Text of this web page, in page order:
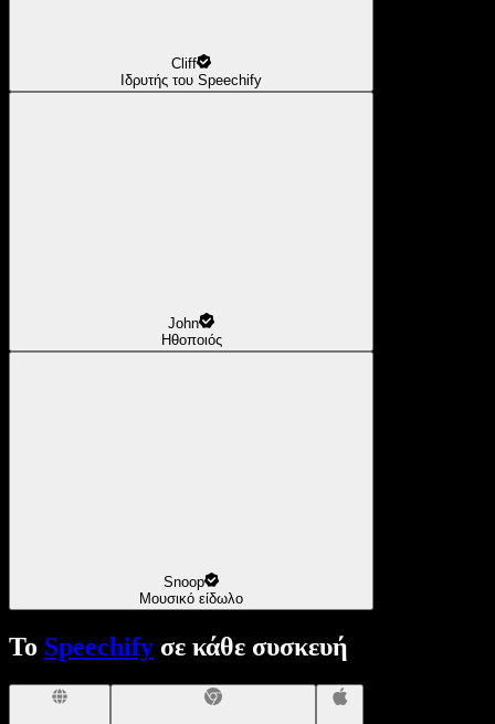
Cliff
Ιδρυτής του Speechify
John
Ηθοποιός
Snoop
Μουσικό είδωλο
Το Speechify σε κάθε συσκευή